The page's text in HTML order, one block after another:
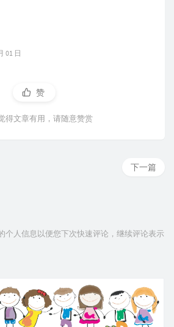
01 日
赞
得文章有用，请随意赞赏
下一篇
个人信息以便您下次快速评论，继续评论表示